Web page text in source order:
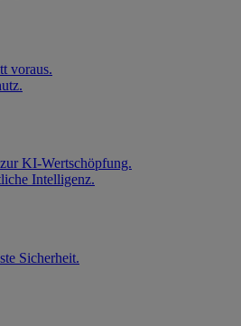
voraus.
KI-Wertschöpfung.
Intelligenz.
Sicherheit.